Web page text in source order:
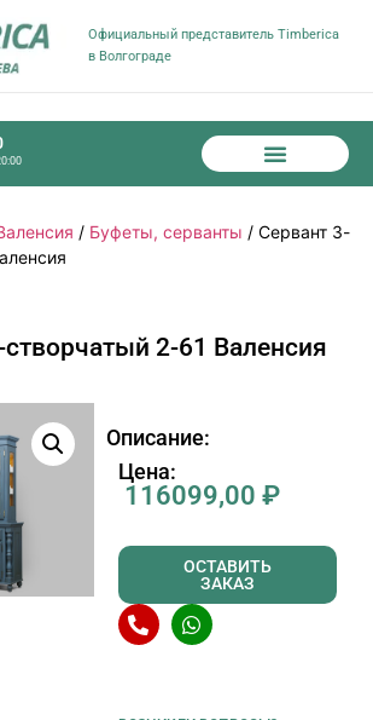
Официальный представитель Timberica
в Волгограде
/ Буфеты, серванты / Сервант 3-
2-61 Валенсия
Описание:
Цена:
116099,00 ₽
ОСТАВИТЬ
ЗАКАЗ